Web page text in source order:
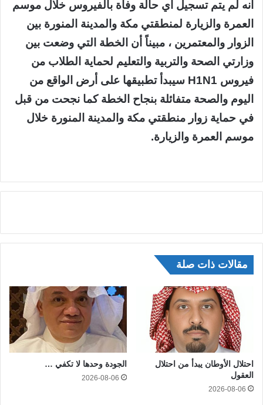
أنه لم يتم تسجيل أي حالة وفاة بالفيروس خلال موسم
العمرة والزيارة لمنطقتي مكة والمدينة المنورة بين
الزوار والمعتمرين ، مبيناً أن الخطة التي وضعت بين
وزارتي الصحة والتربية والتعليم لحماية الطلاب من
فيروس H1N1 سيبدأ تطبيقها على أرض الواقع من
اليوم والصحة متفائلة بنجاح الخطة كما نجحت من قبل
في حماية زوار منطقتي مكة والمدينة المنورة خلال
موسم العمرة والزيارة.
مقالات ذات صلة
احتلال الأوطان يبدأ من احتلال
العقول
2026-08-06
الجودة وحدها لا تكفي …
2026-08-06